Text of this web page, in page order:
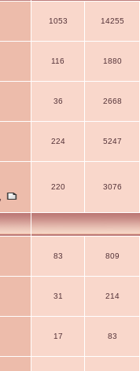
1053 14255
116 1880
36 2668
224 5247
220 3076
83 809
31 214
17 83